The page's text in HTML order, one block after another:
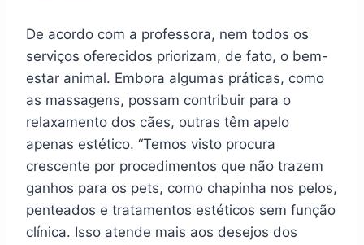
De acordo com a professora, nem todos os
serviços oferecidos priorizam, de fato, o bem-
estar animal. Embora algumas práticas, como
as massagens, possam contribuir para o
relaxamento dos cães, outras têm apelo
apenas estético. “Temos visto procura
crescente por procedimentos que não trazem
ganhos para os pets, como chapinha nos pelos,
penteados e tratamentos estéticos sem função
clínica. Isso atende mais aos desejos dos